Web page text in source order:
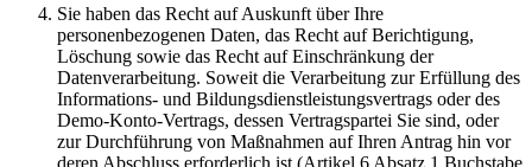
Sie haben das Recht auf Auskunft über Ihre
personenbezogenen Daten, das Recht auf Berichtigung,
Löschung sowie das Recht auf Einschränkung der
Datenverarbeitung. Soweit die Verarbeitung zur Erfüllung des
Informations- und Bildungsdienstleistungsvertrags oder des
Demo-Konto-Vertrags, dessen Vertragspartei Sie sind, oder
zur Durchführung von Maßnahmen auf Ihren Antrag hin vor
deren Abschluss erforderlich ist (Artikel 6 Absatz 1 Buchstabe